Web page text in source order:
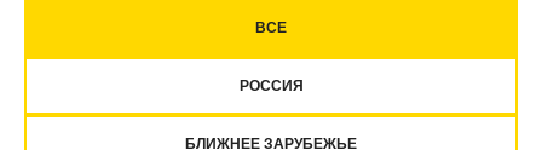
ВСЕ
РОССИЯ
БЛИЖНЕЕ ЗАРУБЕЖЬЕ